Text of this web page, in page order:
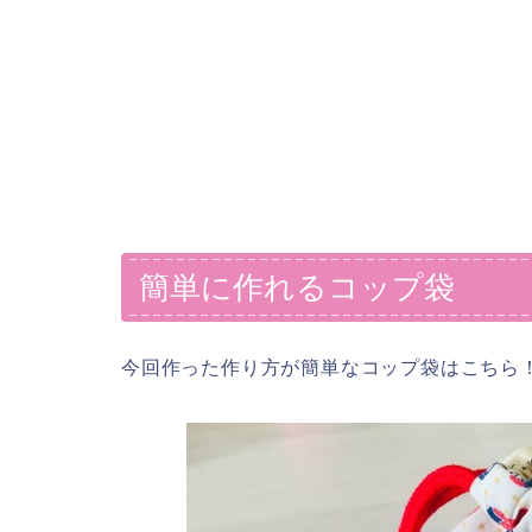
簡単に作れるコップ袋
今回作った作り方が簡単なコップ袋はこちら